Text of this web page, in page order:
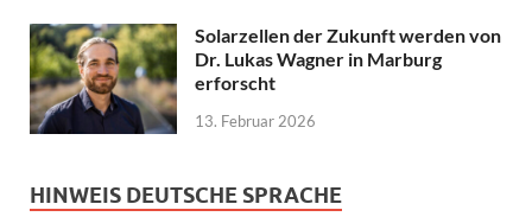
Solarzellen der Zukunft werden von
Dr. Lukas Wagner in Marburg
erforscht
13. Februar 2026
HINWEIS DEUTSCHE SPRACHE